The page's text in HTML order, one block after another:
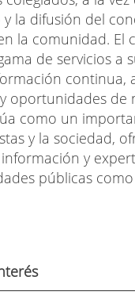
y la difusión del
la comunidad. El
de servicios a
continua,
oportunidades de
como un
y la sociedad,
y
públicas